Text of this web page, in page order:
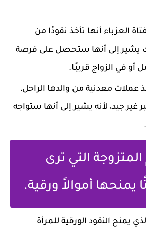
العزباء أنها تأخذ نقودًا من
يشير إلى أنها ستحصل على فرصة
في الزواج قريبًا.
عملات معدنية من والدها الراحل،
غير جيد، لأنه يشير إلى أنها ستواجه
التي ترى
أموالاً ورقية.
يمنح النقود الورقية للمرأة